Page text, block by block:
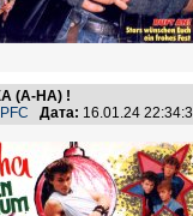
(A-HA) !
PFC Дата: 16.01.24